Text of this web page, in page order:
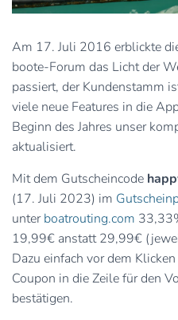
Am 17. Juli 2016 erblickte
boote-Forum das Licht der
passiert, der Kundenstamm
viele neue Features in die
Beginn des Jahres unser
aktualisiert.
Mit dem Gutscheincode
(17. Juli 2023) im
unterboatrouting.com
19,99€ anstatt 29,99€
Dazu einfach vor dem
Coupon in die Zeile für den
bestätigen.